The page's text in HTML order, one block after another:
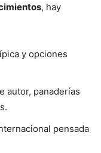
, hay
y opciones
autor, panaderías
pensada